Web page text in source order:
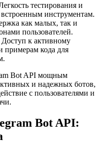
тестирования и
встроенным инструментам.
как малых, так и
пользователей.
Доступ к активному
примерам кода для
Bot API мощным
и надежных ботов,
с пользователями и
Bot API: